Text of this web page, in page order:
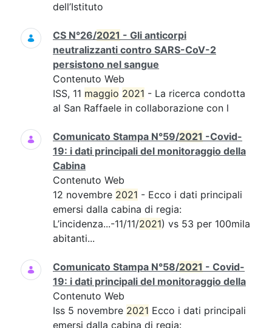
dell’Istituto
CS N°26/2021 - Gli anticorpi
neutralizzanti contro SARS-CoV-2
persistono nel sangue
Contenuto Web
ISS, 11 maggio 2021 - La ricerca condotta
al San Raffaele in collaborazione con l
Comunicato Stampa N°59/2021 -Covid-
19: i dati principali del monitoraggio della
Cabina
Contenuto Web
12 novembre 2021 - Ecco i dati principali
emersi dalla cabina di regia:
L’incidenza...-11/11/2021) vs 53 per 100mila
abitanti...
Comunicato Stampa N°58/2021 - Covid-
19: i dati principali del monitoraggio della
Contenuto Web
Iss 5 novembre 2021 Ecco i dati principali
emersi dalla cabina di regia: